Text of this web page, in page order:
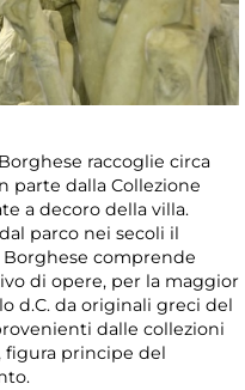
raccoglie circa
parte dalla Collezione
a decoro della villa.
parco nei secoli il
comprende
di opere, per la maggior
d.C. da originali greci del
dalle collezioni
figura principe del